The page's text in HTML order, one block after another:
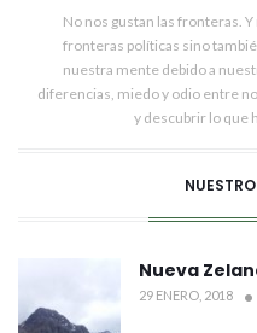
No nos gustan las fronteras.
fronteras políticas sino
nuestra mente debido a
diferencias, miedo y odio entre
y descubrir lo que
Nueva
29 ENERO, 2018